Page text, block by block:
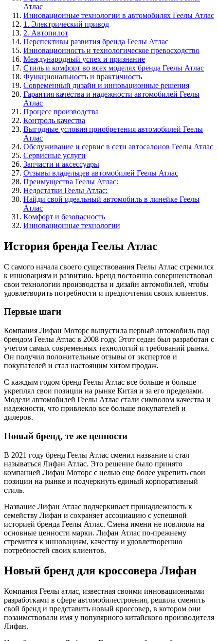
Атлас
Инновационные технологии в автомобилях Геелы Атлас
1. Электрический привод
2. Автопилот
Перспективы развития бренда Геелы Атлас
Инновационность и технологическое превосходство
Международный успех и признание
Стиль и комфорт во всех моделях бренда Геелы Атлас
Функциональность и практичность
Современный дизайн и инновационные решения
Гарантия качества и надежности автомобилей Геелы
Атлас
Процесс производства
Контроль качества
Выгодные условия приобретения автомобилей Геелы
Атлас
Обслуживание и сервис в сети автосалонов Геелы Атлас
Сервисные услуги
Запчасти и аксессуары
Отзывы владельцев автомобилей Геелы Атлас
Преимущества Геелы Атлас:
Недостатки Геелы Атлас:
Найди свой идеальный автомобиль в линейке Геелы
Атлас
Комфорт и безопасность
Инновационные технологии
История бренда Геелы Атлас
С самого начала своего существования Геелы Атлас стремился
к инновациям и развитию. Бренд постоянно совершенствовал
свои технологии производства и дизайн автомобилей, чтобы
удовлетворить потребности и предпочтения своих клиентов.
Первые шаги
Компания Лифан Моторс выпустила первый автомобиль под
брендом Геелы Атлас в 2008 году. Этот седан был разработан с
учетом самых современных технологий и требований рынка.
Он получил положительные отзывы от экспертов и
покупателей и стал настоящим хитом продаж.
С каждым годом бренд Геелы Атлас все больше и больше
укреплял свои позиции на рынке Китая и за его пределами.
Модели автомобилей Геелы Атлас стали символом качества и
надежности, что привлекло все больше покупателей и
дилеров.
Новый бренд, те же ценности
В 2021 году бренд Геелы Атлас сменил название и стал
называться Лифан Атлас. Это решение было принято
компанией Лифан Моторс с целью еще более укрепить свои
позиции на рынке и подчеркнуть единый корпоративный
стиль.
Название Лифан Атлас подчеркивает принадлежность к
семейству Лифан и сохраняет ассоциацию с успешной
историей бренда Геелы Атлас. Смена имени не повлияла на
основные ценности марки. Лифан Атлас по-прежнему
стремится к инновациям, качеству и удовлетворению
потребностей своих клиентов.
Новый бренд для кроссовера Лифан
Компания Геелы атлас, известная своими инновационными
разработками в сфере автомобилестроения, решила сменить
свой бренд и представить новый кроссовер, в котором они
позаимствовали имя у популярного китайского производителя
Лифан.